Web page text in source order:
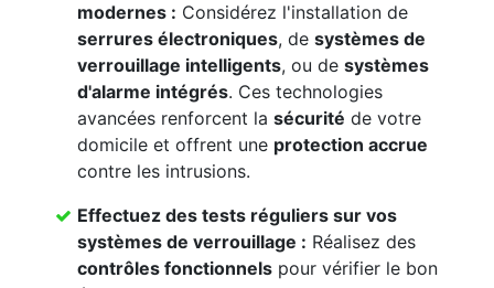
modernes : Considérez l'installation de
serrures électroniques, de systèmes de
verrouillage intelligents, ou de systèmes
d'alarme intégrés. Ces technologies
avancées renforcent la sécurité de votre
domicile et offrent une protection accrue
contre les intrusions.
Effectuez des tests réguliers sur vos
systèmes de verrouillage : Réalisez des
contrôles fonctionnels pour vérifier le bon